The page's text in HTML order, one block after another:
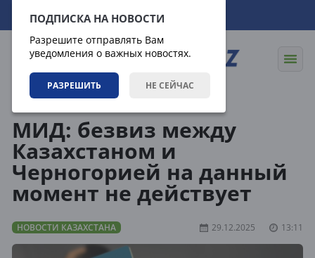
ПОДПИСКА НА НОВОСТИ
Разрешите отправлять Вам
уведомления о важных новостях.
РАЗРЕШИТЬ НЕ СЕЙЧАС
09.08.2026 19:44:21
МИД: безвиз между
Казахстаном и
Черногорией на данный
момент не действует
НОВОСТИ КАЗАХСТАНА 29.12.2025 13:11